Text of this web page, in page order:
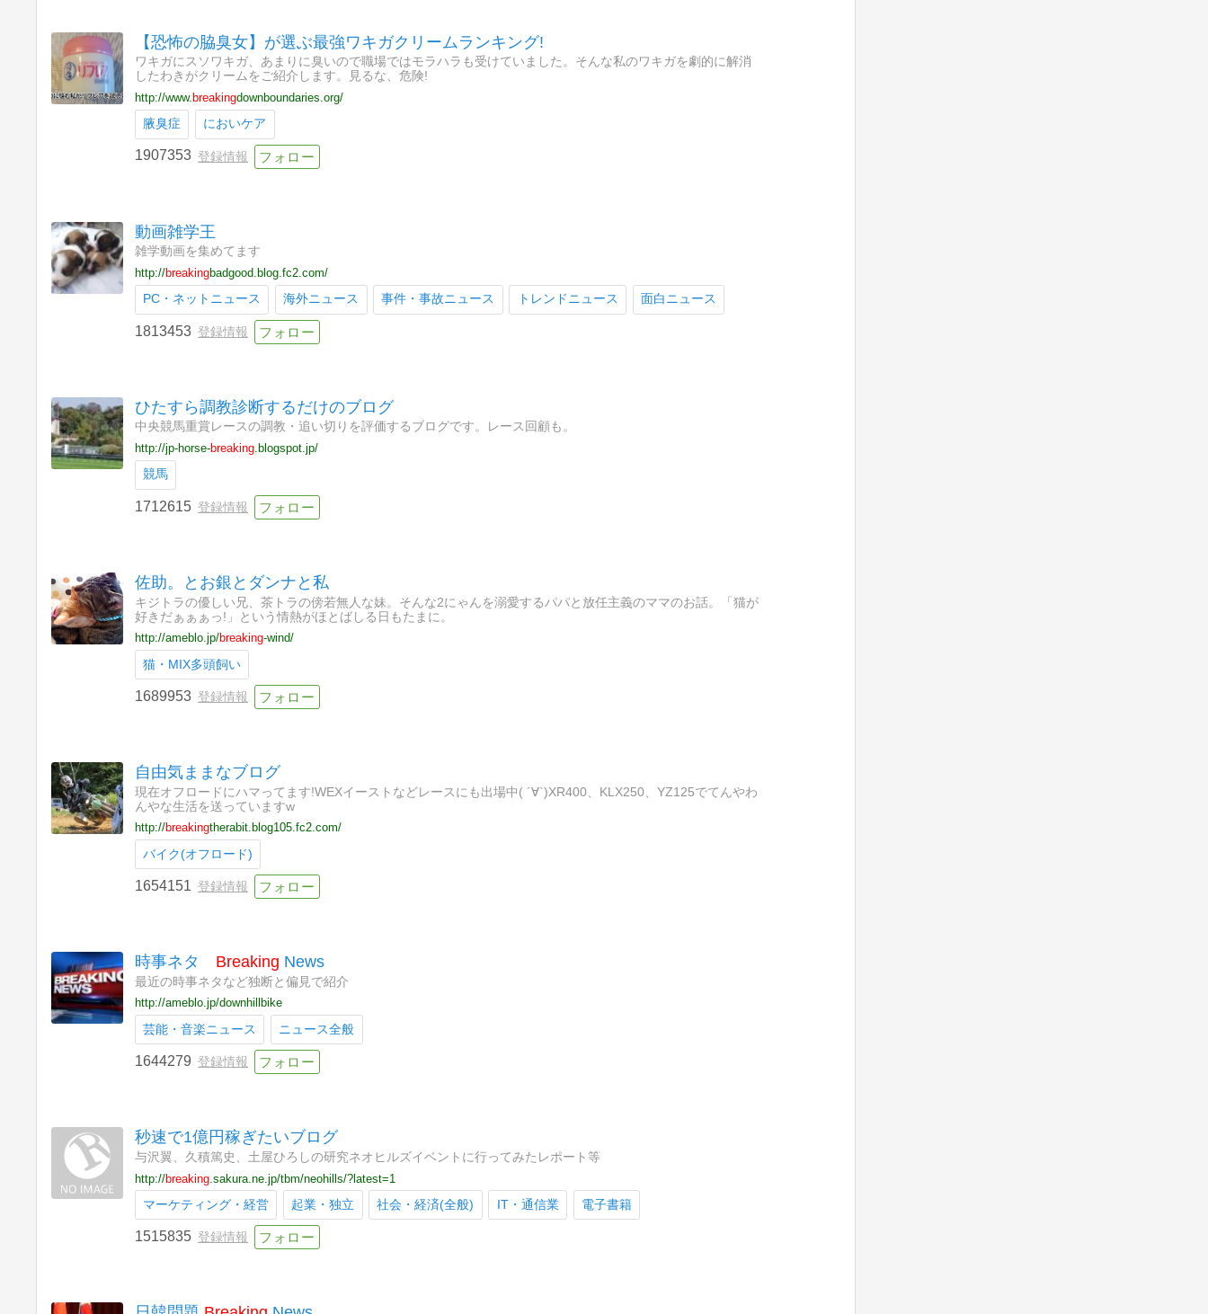
【恐怖の脇臭女】が選ぶ最強ワキガクリームランキング!
ワキガにスソワキガ、あまりに臭いので職場ではモラハラも受けていました。そんな私のワキガを劇的に解消
したわきがクリームをご紹介します。見るな、危険!
http://www. breakingdownboundaries.org/
腋臭症
においケア
1907353 登録情報
動画雑学王
雑学動画を集めてます
http://breakingbadgood.blog.fc2.com/
PC・ネットニュース
海外ニュース 事件・事故ニュース トレンドニュース 面白ニュース
1813453 登録情報
ひたすら調教診断するだけのブログ
中央競馬重賞レースの調教・追い切りを評価するブログです。レース回顧も。
http://jp-horse-breaking.blogspot.jp/
競馬
1712615 登録情報
佐助。とお銀とダンナと私
キジトラの優しい兄、茶トラの傍若無人な妹。そんな2にゃんを溺愛するパパと放任主義のママのお話。「猫が
好きだぁぁぁっ!」という情熱がほとばしる日もたまに。
http://ameblo.jp/breaking-wind/
猫・MIX多頭飼い
1689953 登録情報
自由気ままなブログ
現在オフロードにハマってます!WEXイーストなどレースにも出場中( ´∀`)XR400、KLX250、YZ125でてんやわ
んやな生活を送っていますw
http://breakingtherabit.blog105.fc2.com/
バイク(オフロード)
1654151 登録情報
時事ネタ Breaking News
最近の時事ネタなど独断と偏見で紹介
http://ameblo.jp/downhillbike
芸能・音楽ニュース
ニュース全般
1644279 登録情報
秒速で1億円稼ぎたいブログ
与沢翼、久積篤史、土屋ひろしの研究ネオヒルズイベントに行ってみたレポート等
http://breaking .sakura.ne.jp/tbm/neohills/?latest=1
マーケティング・経営
起業・独立 社会・経済(全般) IT・通信業 電子書籍
1515835 登録情報